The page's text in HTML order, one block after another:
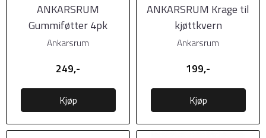
ANKARSRUM
Gummiføtter 4pk
Ankarsrum
249,-
Kjøp
ANKARSRUM Krage til
kjøttkvern
Ankarsrum
199,-
Kjøp